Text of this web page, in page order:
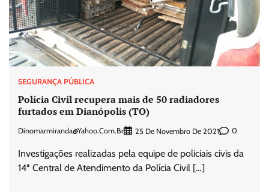
SEGURANÇA PÚBLICA
Polícia Civil recupera mais de 50 radiadores
furtados em Dianópolis (TO)
Dinomarmiranda@yahoo.com.br 25 De Novembro De 2021 0
Investigações realizadas pela equipe de policiais civis da
14ª Central de Atendimento da Polícia Civil […]